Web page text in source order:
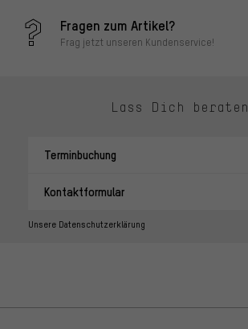
Fragen zum Artikel?
Frag jetzt unseren Kundenservice!
Lass Dich beraten
Terminbuchung
Kontaktformular
Unsere Datenschutzerklärung